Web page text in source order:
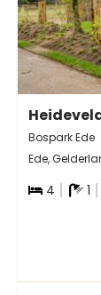
Bospark Ede
Ede,
4 1